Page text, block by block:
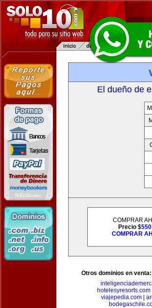
El dueño de
COMPRAR
Precio $
COMPRAR
Otros dominios en venta:
hotelesyresorts.com
viajepedia.com|